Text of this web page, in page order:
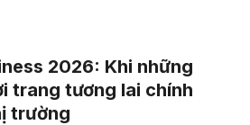
2026: Khi những
trang tương lai chính
trường